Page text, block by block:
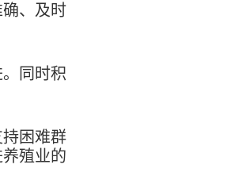
、及时
同时积
困难群
殖业的